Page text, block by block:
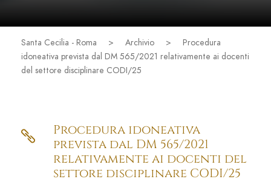
Santa Cecilia - Roma > Archivio >
Procedura
idoneativa prevista dal DM 565/2021 relativamente ai docenti
del settore disciplinare CODI/25
Procedura idoneativa
prevista dal DM 565/2021
relativamente ai docenti del
settore disciplinare CODI/25